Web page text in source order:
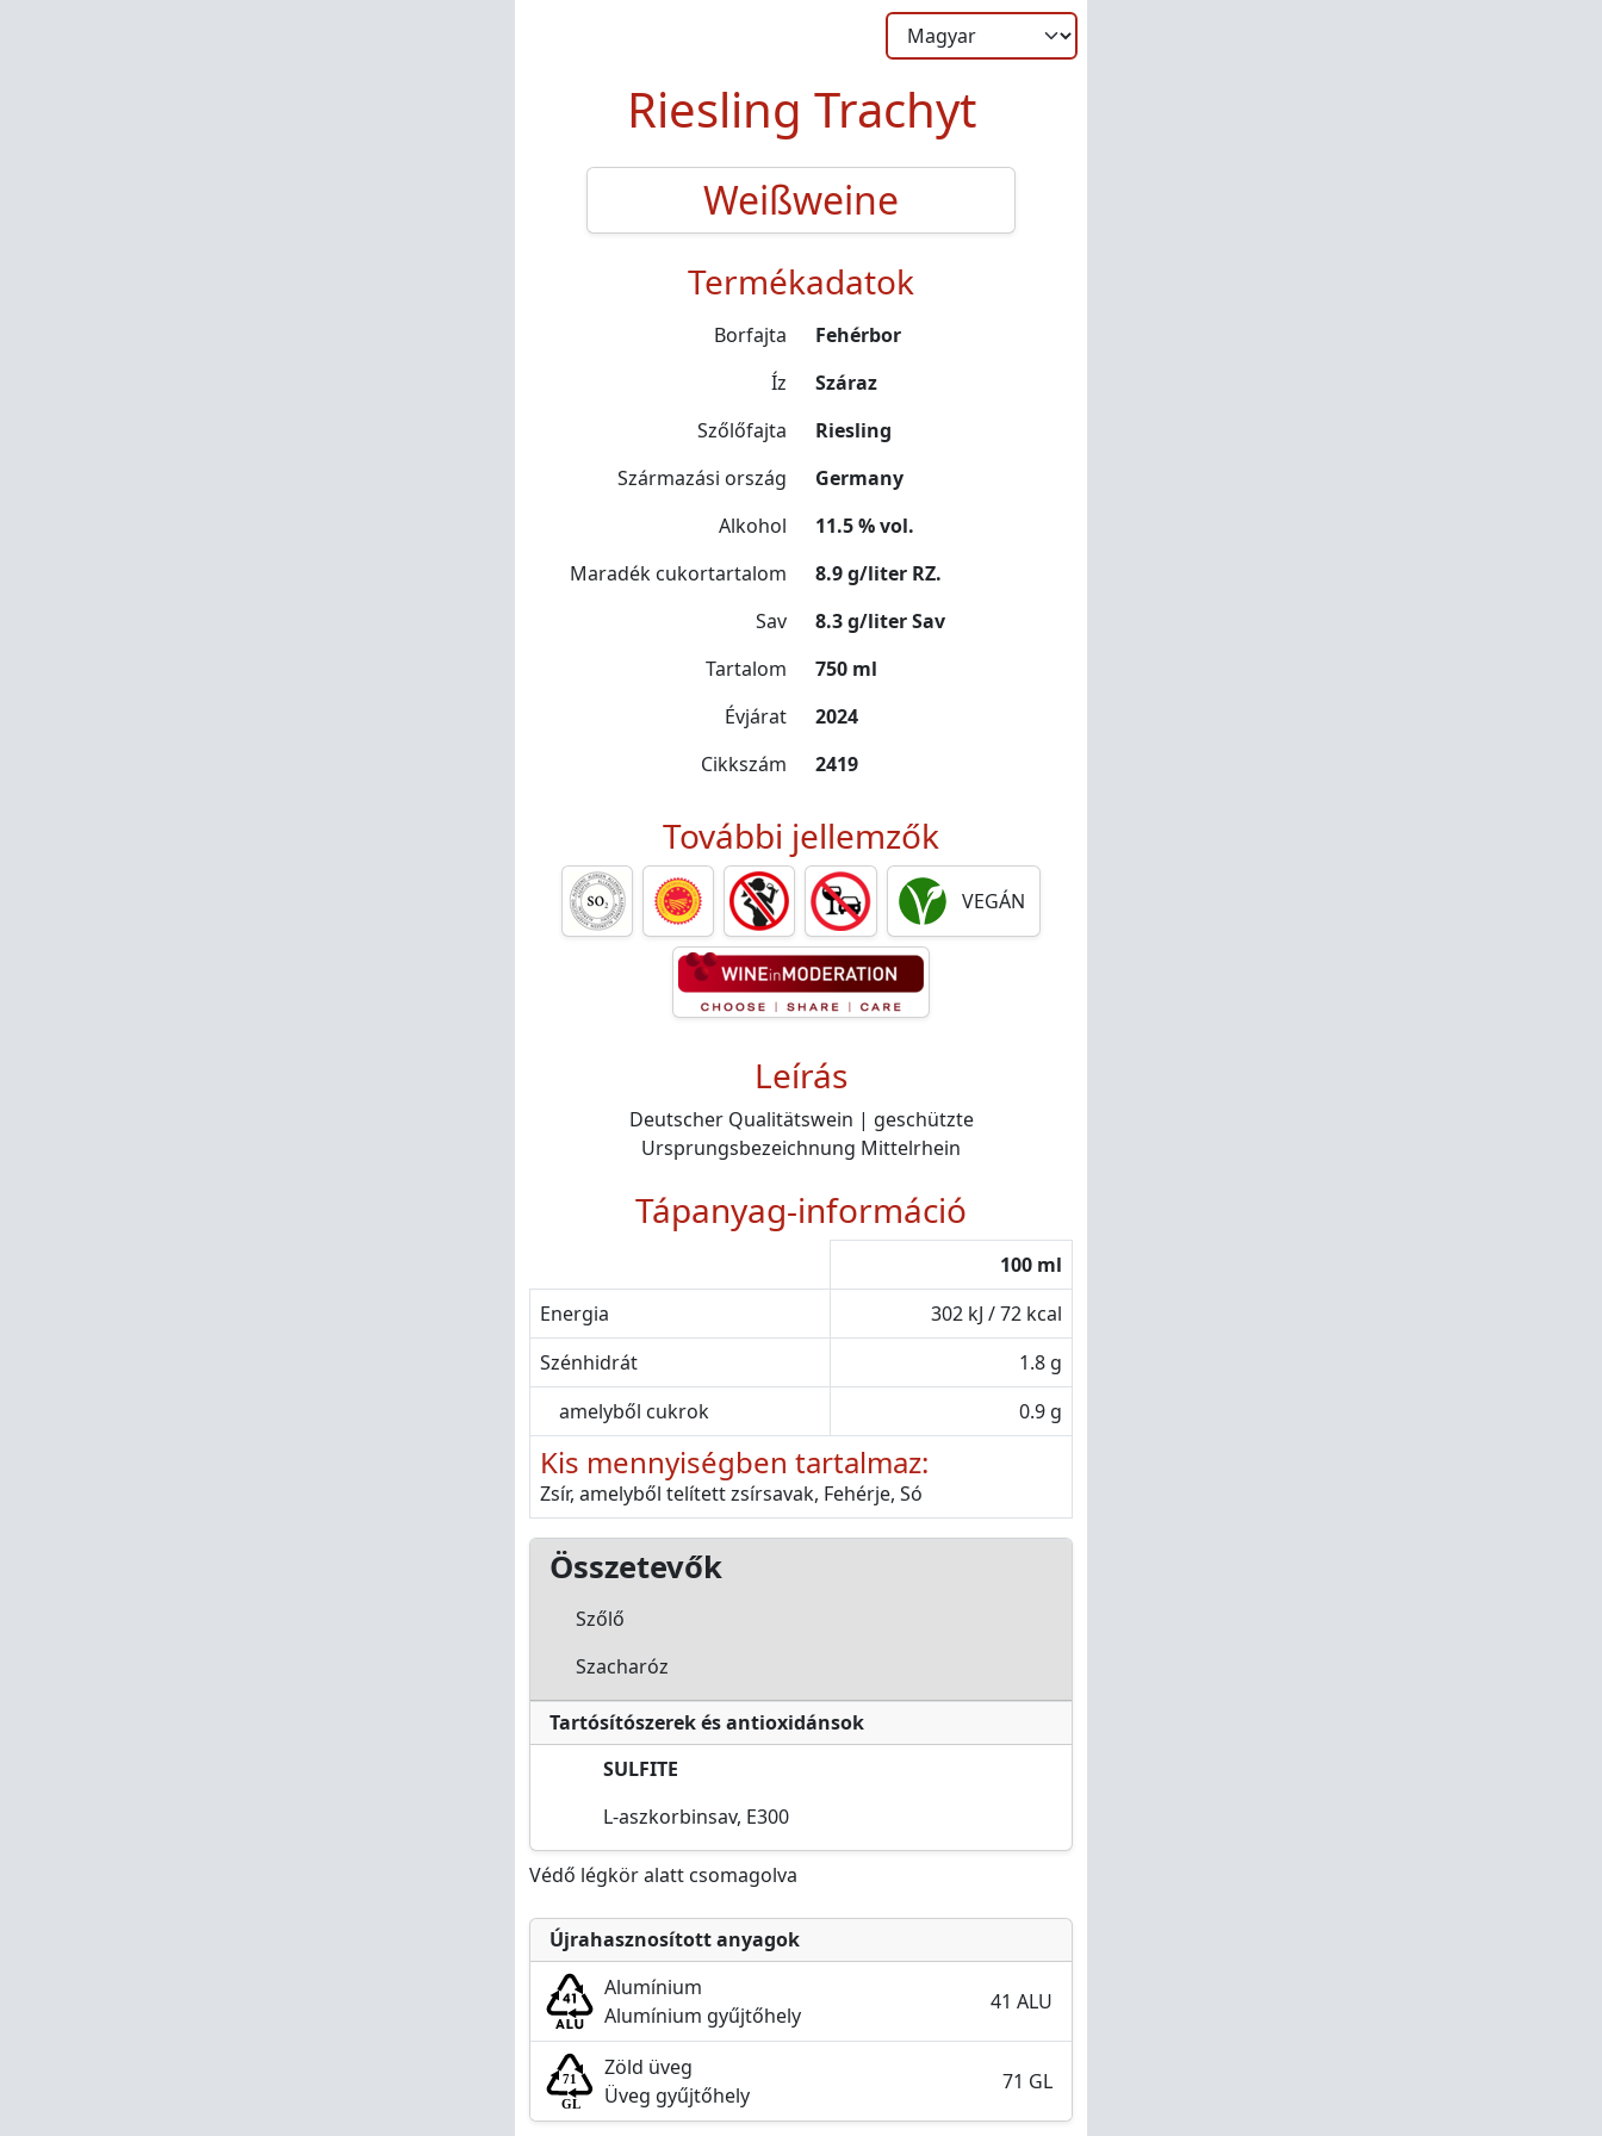
Riesling Trachyt
Weißweine
Termékadatok
Borfajta
Fehérbor
Íz
Száraz
Szőlőfajta
Riesling
Származási ország
Germany
Alkohol
11.5 % vol.
Maradék cukortartalom
8.9 g/liter RZ.
Sav
8.3 g/liter Sav
Tartalom
750 ml
Évjárat
2024
Cikkszám
2419
További jellemzők
VEGÁN
Leírás
Deutscher Qualitätswein | geschützte
Ursprungsbezeichnung Mittelrhein
Tápanyag-információ
100 ml
Energia
302 kJ / 72 kcal
Szénhidrát
1.8 g
amelyből cukrok
0.9 g
Kis mennyiségben tartalmaz:
Zsír, amelyből telített zsírsavak, Fehérje, Só
Összetevők
Szőlő
Szacharóz
Tartósítószerek és antioxidánsok
SULFITE
L-aszkorbinsav, E300
Védő légkör alatt csomagolva
Újrahasznosított anyagok
Alumínium
Alumínium gyűjtőhely
41 ALU
Zöld üveg
Üveg gyűjtőhely
71 GL